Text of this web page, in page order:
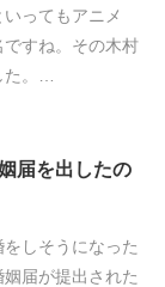
ってもアニメ
ですね。その木村
。…
届を出したの
しそうになった
届が提出された